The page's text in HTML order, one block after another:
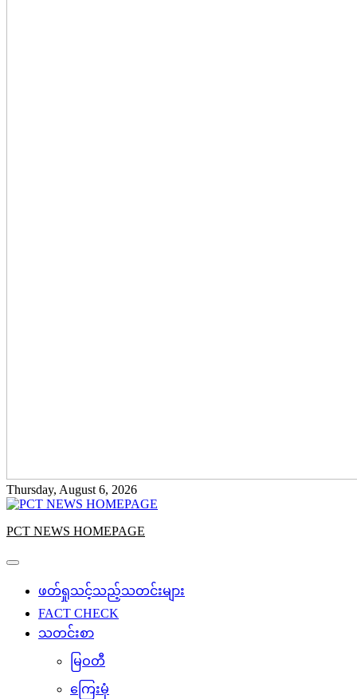
Thursday, August 6, 2026
PCT NEWS HOMEPAGE
ဖတ်ရှုသင့်သည့်သတင်းများ
FACT CHECK
သတင်းစာ
မြဝတီ
ကြေးမုံ